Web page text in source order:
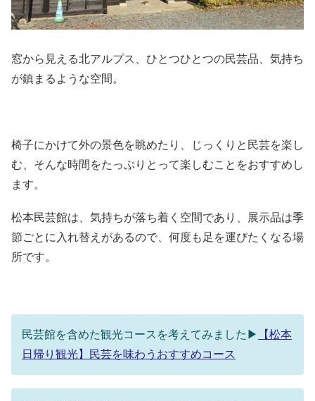
窓から見える北アルプス、ひとつひとつの民芸品、気持ち
が鎮まるような空間。
椅子にかけて外の景色を眺めたり、じっくりと民芸を楽し
む、そんな時間をたっぷりとって楽しむことをおすすめし
ます。
松本民芸館は、気持ちが落ち着く空間であり、展示品は季
節ごとに入れ替えがあるので、何度も足を運びたくなる場
所です。
民芸館を含めた観光コースを考えてみました▶
【松本
日帰り観光】民芸を味わうおすすめコース